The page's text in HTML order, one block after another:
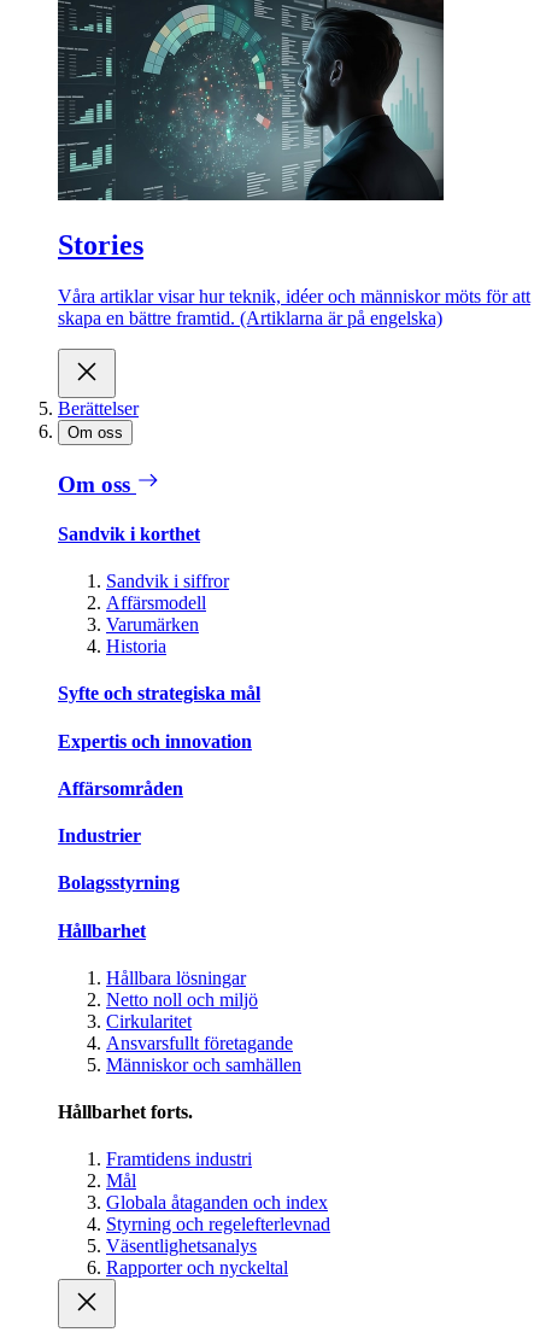
Stories
Våra artiklar visar hur teknik, idéer och människor möts för att
skapa en bättre framtid. (Artiklarna är på engelska)
Berättelser
Om oss
Om oss
Sandvik i korthet
Sandvik i siffror
Affärsmodell
Varumärken
Historia
Syfte och strategiska mål
Expertis och innovation
Affärsområden
Industrier
Bolagsstyrning
Hållbarhet
Hållbara lösningar
Netto noll och miljö
Cirkularitet
Ansvarsfullt företagande
Människor och samhällen
Hållbarhet forts.
Framtidens industri
Mål
Globala åtaganden och index
Styrning och regelefterlevnad
Väsentlighetsanalys
Rapporter och nyckeltal